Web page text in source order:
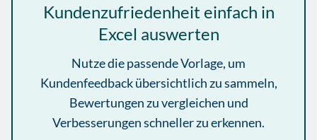
Kundenzufriedenheit einfach in
Excel auswerten
Nutze die passende Vorlage, um
Kundenfeedback übersichtlich zu sammeln,
Bewertungen zu vergleichen und
Verbesserungen schneller zu erkennen.